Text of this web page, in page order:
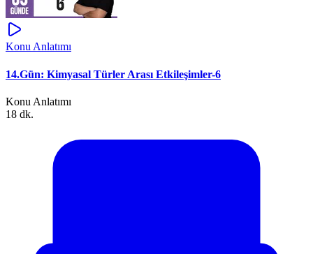
Konu Anlatımı
14.Gün: Kimyasal Türler Arası Etkileşimler-6
Konu Anlatımı
18 dk.